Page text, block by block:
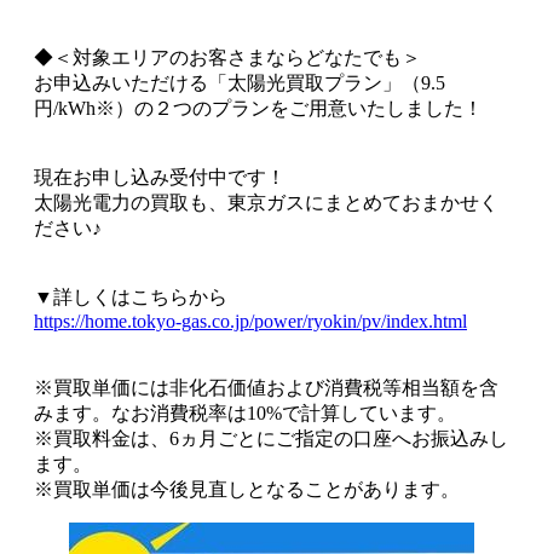
◆＜対象エリアのお客さまならどなたでも＞
お申込みいただける「太陽光買取プラン」（9.5
円/kWh※）の２つのプランをご用意いたしました！
現在お申し込み受付中です！
太陽光電力の買取も、東京ガスにまとめておまかせく
ださい♪
▼詳しくはこちらから
https://home.tokyo-gas.co.jp/power/ryokin/pv/index.html
※買取単価には非化石価値および消費税等相当額を含
みます。なお消費税率は10%で計算しています。
※買取料金は、6ヵ月ごとにご指定の口座へお振込みし
ます。
※買取単価は今後見直しとなることがあります。